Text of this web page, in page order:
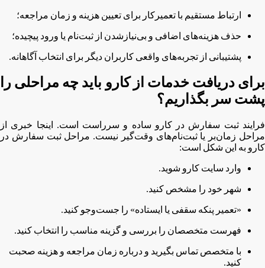
ارتباط مستقیم با تعمیرکار برای تعیین هزینه و زمان مراجعه؛
حذف هزینه‌های اضافی و بی‌نیازشدن از ثبت‌نام یا ورود پیچیده؛
پشتیبانی از تجربه‌های واقعی کاربران دیگر برای انتخاب آگاهانه.
برای دریافت خدمات از کارو باید چه مراحلی را
پشت سر بگذاریم؟
فرایند ثبت سفارش در کارو ساده و سرراست است. اینجا خبری از
مراحل زمان‌بر یا ثبت‌نام‌های وقت‌گیر نیست. مراحل ثبت سفارش در
کارو به این شکل است:
وارد سایت کارو شوید.
شهر خود را مشخص کنید.
«تعمیر پنکه سقفی یا ایستاده» را جست‌وجو کنید.
فهرست متخصصان را بررسی و گزینه مناسب را انتخاب کنید.
با متخصص تماس بگیرید و درباره زمان مراجعه و هزینه صحبت
کنید.